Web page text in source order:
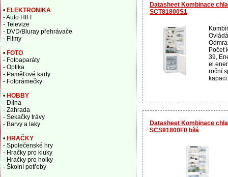
Datasheet Kombinace
SCT81800S1
Počet
39,
roční
Datasheet Kombinace
SCS91800F0 bílá
• ELEKTRONIKA
- Auto HIFI
- Televize
- DVD/Bluray přehrávače
- Filmy
• FOTO
- Fotoaparáty
- Optika
- Paměťové karty
- Fotorámečky
• HOBBY
- Dílna
- Zahrada
- Sekačky trávy
- Barvy a laky
• HRAČKY
- Společenské hry
- Hračky pro kluky
- Hračky pro holky
- Školní potřeby